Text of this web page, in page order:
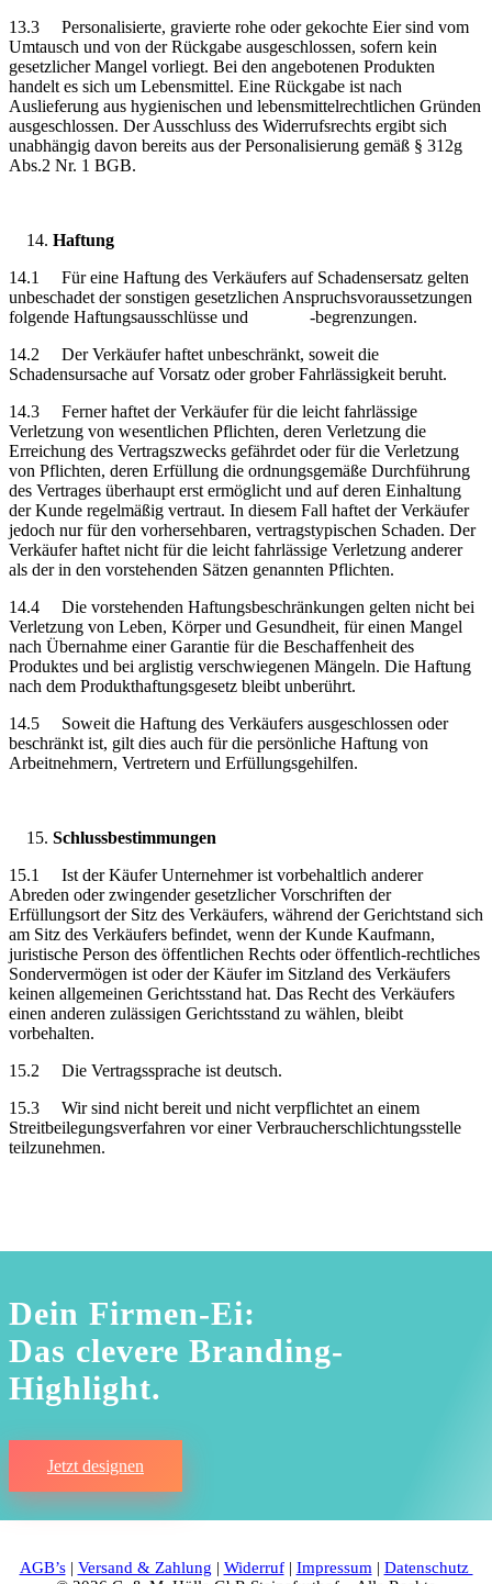
13.3 Personalisierte, gravierte rohe oder gekochte Eier sind vom
Umtausch und von der Rückgabe ausgeschlossen, sofern kein
gesetzlicher Mangel vorliegt. Bei den angebotenen Produkten
handelt es sich um Lebensmittel. Eine Rückgabe ist nach
Auslieferung aus hygienischen und lebensmittelrechtlichen Gründen
ausgeschlossen. Der Ausschluss des Widerrufsrechts ergibt sich
unabhängig davon bereits aus der Personalisierung gemäß § 312g
Abs.2 Nr. 1 BGB.
Haftung
14.1 Für eine Haftung des Verkäufers auf Schadensersatz gelten
unbeschadet der sonstigen gesetzlichen Anspruchsvoraussetzungen
folgende Haftungsausschlüsse und -begrenzungen.
14.2 Der Verkäufer haftet unbeschränkt, soweit die
Schadensursache auf Vorsatz oder grober Fahrlässigkeit beruht.
14.3 Ferner haftet der Verkäufer für die leicht fahrlässige
Verletzung von wesentlichen Pflichten, deren Verletzung die
Erreichung des Vertragszwecks gefährdet oder für die Verletzung
von Pflichten, deren Erfüllung die ordnungsgemäße Durchführung
des Vertrages überhaupt erst ermöglicht und auf deren Einhaltung
der Kunde regelmäßig vertraut. In diesem Fall haftet der Verkäufer
jedoch nur für den vorhersehbaren, vertragstypischen Schaden. Der
Verkäufer haftet nicht für die leicht fahrlässige Verletzung anderer
als der in den vorstehenden Sätzen genannten Pflichten.
14.4 Die vorstehenden Haftungsbeschränkungen gelten nicht bei
Verletzung von Leben, Körper und Gesundheit, für einen Mangel
nach Übernahme einer Garantie für die Beschaffenheit des
Produktes und bei arglistig verschwiegenen Mängeln. Die Haftung
nach dem Produkthaftungsgesetz bleibt unberührt.
14.5 Soweit die Haftung des Verkäufers ausgeschlossen oder
beschränkt ist, gilt dies auch für die persönliche Haftung von
Arbeitnehmern, Vertretern und Erfüllungsgehilfen.
Schlussbestimmungen
15.1 Ist der Käufer Unternehmer ist vorbehaltlich anderer
Abreden oder zwingender gesetzlicher Vorschriften der
Erfüllungsort der Sitz des Verkäufers, während der Gerichtstand sich
am Sitz des Verkäufers befindet, wenn der Kunde Kaufmann,
juristische Person des öffentlichen Rechts oder öffentlich-rechtliches
Sondervermögen ist oder der Käufer im Sitzland des Verkäufers
keinen allgemeinen Gerichtsstand hat. Das Recht des Verkäufers
einen anderen zulässigen Gerichtsstand zu wählen, bleibt
vorbehalten.
15.2 Die Vertragssprache ist deutsch.
15.3 Wir sind nicht bereit und nicht verpflichtet an einem
Streitbeilegungsverfahren vor einer Verbraucherschlichtungsstelle
teilzunehmen.
Dein Firmen-Ei:
Das clevere Branding-
Highlight.
Jetzt designen
AGB’s| Versand & Zahlung | Widerruf| Impressum | Datenschutz